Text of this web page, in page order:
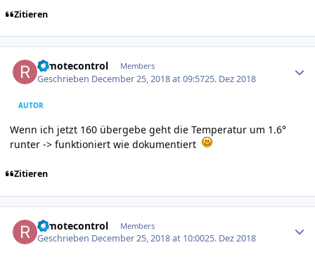
Zitieren
remotecontrol Members
Geschrieben December 25, 2018 at 09:5725. Dez 2018
AUTOR
Wenn ich jetzt 160 übergebe geht die Temperatur um 1.6°
runter -> funktioniert wie dokumentiert
Zitieren
remotecontrol Members
Geschrieben December 25, 2018 at 10:0025. Dez 2018